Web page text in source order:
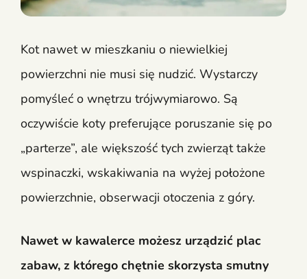
Kot nawet w mieszkaniu o niewielkiej
powierzchni nie musi się nudzić. Wystarczy
pomyśleć o wnętrzu trójwymiarowo. Są
oczywiście koty preferujące poruszanie się po
„parterze”, ale większość tych zwierząt także
wspinaczki, wskakiwania na wyżej położone
powierzchnie, obserwacji otoczenia z góry.
Nawet w kawalerce możesz urządzić plac
zabaw, z którego chętnie skorzysta smutny